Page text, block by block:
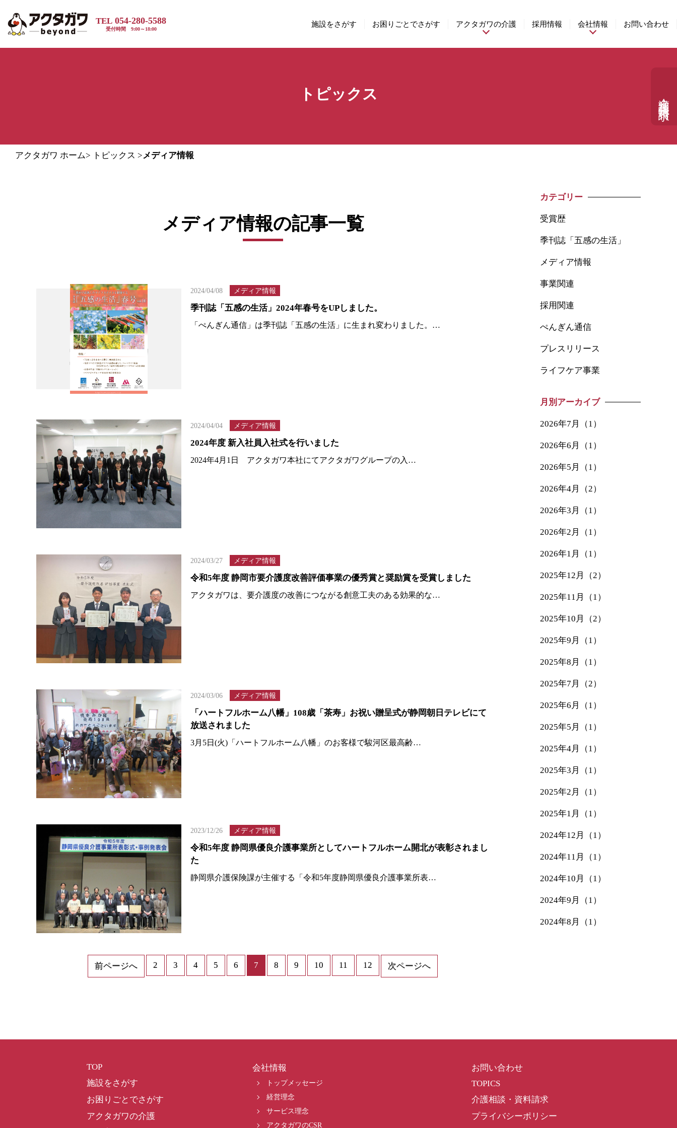
介護相談・資料請求
TEL 054-280-5588
受付時間 9:00～18:00
施設をさがす お困りごとでさがす アクタガワの介護 採用情報 会社情報 お問い合わせ
トピックス
アクタガワ ホーム> トピックス >メディア情報
メディア情報の記事一覧
2024/04/08 メディア情報
季刊誌「五感の生活」2024年春号をUPしました。
「ぺんぎん通信」は季刊誌「五感の生活」に生まれ変わりました。…
2024/04/04 メディア情報
2024年度 新入社員入社式を行いました
2024年4月1日 アクタガワ本社にてアクタガワグループの入…
2024/03/27 メディア情報
令和5年度 静岡市要介護度改善評価事業の優秀賞と奨励賞を受賞しました
アクタガワは、要介護度の改善につながる創意工夫のある効果的な…
2024/03/06 メディア情報
「ハートフルホーム八幡」108歳「茶寿」お祝い贈呈式が静岡朝日テレビにて
放送されました
3月5日(火)「ハートフルホーム八幡」のお客様で駿河区最高齢…
2023/12/26 メディア情報
令和5年度 静岡県優良介護事業所としてハートフルホーム開北が表彰されまし
た
静岡県介護保険課が主催する「令和5年度静岡県優良介護事業所表…
前ページへ 2 3 4 5 6 7 8 9 10 11 12 次ページへ
カテゴリー
受賞歴
季刊誌「五感の生活」
メディア情報
事業関連
採用関連
ぺんぎん通信
プレスリリース
ライフケア事業
月別アーカイブ
2026年7月（1）
2026年6月（1）
2026年5月（1）
2026年4月（2）
2026年3月（1）
2026年2月（1）
2026年1月（1）
2025年12月（2）
2025年11月（1）
2025年10月（2）
2025年9月（1）
2025年8月（1）
2025年7月（2）
2025年6月（1）
2025年5月（1）
2025年4月（1）
2025年3月（1）
2025年2月（1）
2025年1月（1）
2024年12月（1）
2024年11月（1）
2024年10月（1）
2024年9月（1）
2024年8月（1）
TOP
施設をさがす
お困りごとでさがす
アクタガワの介護
会社情報
トップメッセージ
経営理念
サービス理念
アクタガワのCSR
お問い合わせ
TOPICS
介護相談・資料請求
プライバシーポリシー